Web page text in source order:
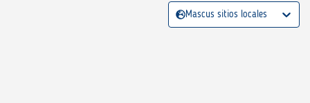
Mascus sitios locales